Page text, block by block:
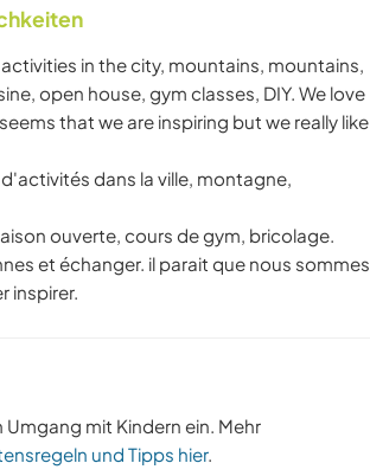
in the city, mountains, mountains,
open house, gym classes, DIY. We love
that we are inspiring but we really like
dans la ville, montagne,
ouverte, cours de gym, bricolage.
et échanger. il parait que nous sommes
inspirer.
mit Kindern ein. Mehr
und Tipps hier.